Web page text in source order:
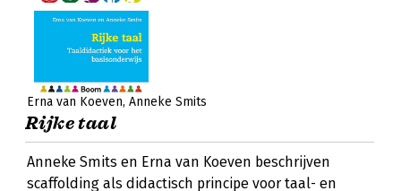
Erna van Koeven Anneke Smits
Rijke taal
Anneke Smits en Erna van Koeven beschrijven
scaffolding als didactisch principe voor taal- en